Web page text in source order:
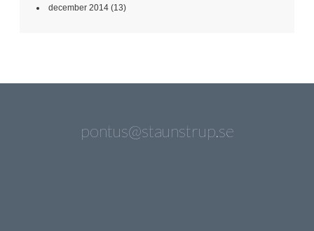
december 2014 (13)
pontus@staunstrup.se